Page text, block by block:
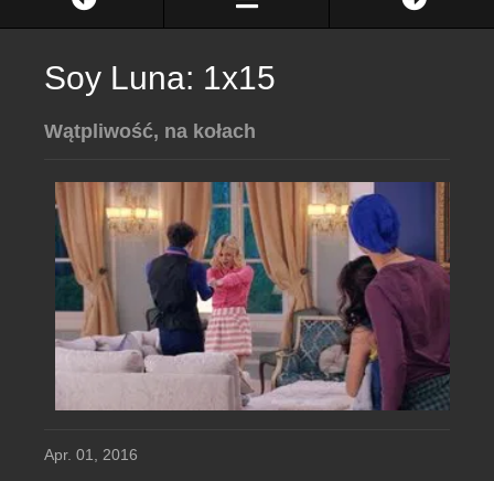
Soy Luna: 1x15
Wątpliwość, na kołach
Apr. 01, 2016